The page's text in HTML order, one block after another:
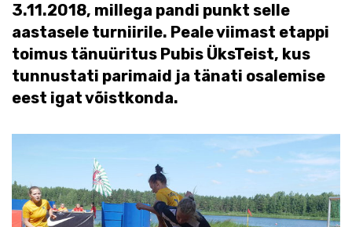
3.11.2018, millega pandi punkt selle
aastasele turniirile. Peale viimast etappi
toimus tänuüritus Pubis ÜksTeist, kus
tunnustati parimaid ja tänati osalemise
eest igat võistkonda.